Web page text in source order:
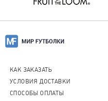
КАК ЗАКАЗАТЬ
УСЛОВИЯ ДОСТАВКИ
СПОСОБЫ ОПЛАТЫ